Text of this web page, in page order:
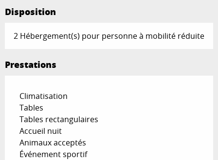
Disposition
2 Hébergement(s) pour personne à mobilité réduite
Prestations
Climatisation
Tables
Tables rectangulaires
Accueil nuit
Animaux acceptés
Événement sportif